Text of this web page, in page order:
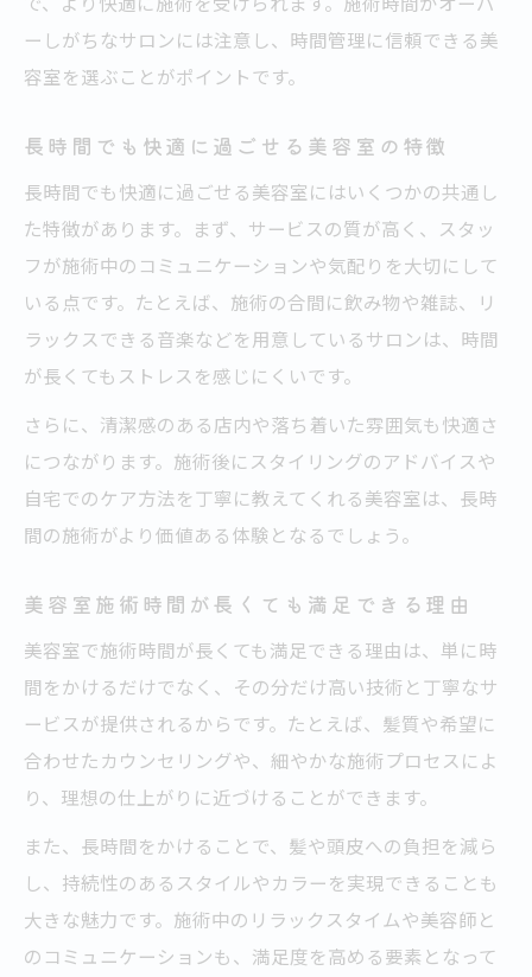
ーしがちなサロンには注意し、時間管理に信頼できる美
容室を選ぶことがポイントです。
長時間でも快適に過ごせる美容室の特徴
長時間でも快適に過ごせる美容室にはいくつかの共通し
た特徴があります。まず、サービスの質が高く、スタッ
フが施術中のコミュニケーションや気配りを大切にして
いる点です。たとえば、施術の合間に飲み物や雑誌、リ
ラックスできる音楽などを用意しているサロンは、時間
が長くてもストレスを感じにくいです。
さらに、清潔感のある店内や落ち着いた雰囲気も快適さ
につながります。施術後にスタイリングのアドバイスや
自宅でのケア方法を丁寧に教えてくれる美容室は、長時
間の施術がより価値ある体験となるでしょう。
美容室施術時間が長くても満足できる理由
美容室で施術時間が長くても満足できる理由は、単に時
間をかけるだけでなく、その分だけ高い技術と丁寧なサ
ービスが提供されるからです。たとえば、髪質や希望に
合わせたカウンセリングや、細やかな施術プロセスによ
り、理想の仕上がりに近づけることができます。
また、長時間をかけることで、髪や頭皮への負担を減ら
し、持続性のあるスタイルやカラーを実現できることも
大きな魅力です。施術中のリラックスタイムや美容師と
のコミュニケーションも、満足度を高める要素となって